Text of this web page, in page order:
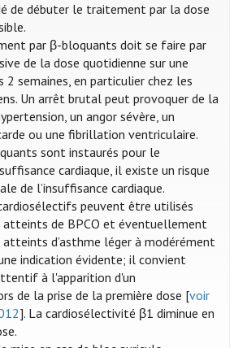
de débuter le traitement par la dose
par β-bloquants doit se faire par
de la dose quotidienne sur une
2 semaines, en particulier chez les
Un arrêt brutal peut provoquer de la
un angor sévère, un
ou une fibrillation ventriculaire.
sont instaurés pour le
cardiaque, il existe un risque
de l’insuffisance cardiaque.
peuvent être utilisés
atteints de BPCO et éventuellement
d’asthme léger à modérément
indication évidente; il convient
à l'apparition d'un
de la prise de la première dose [voir
]. La cardiosélectivité β1 diminue en